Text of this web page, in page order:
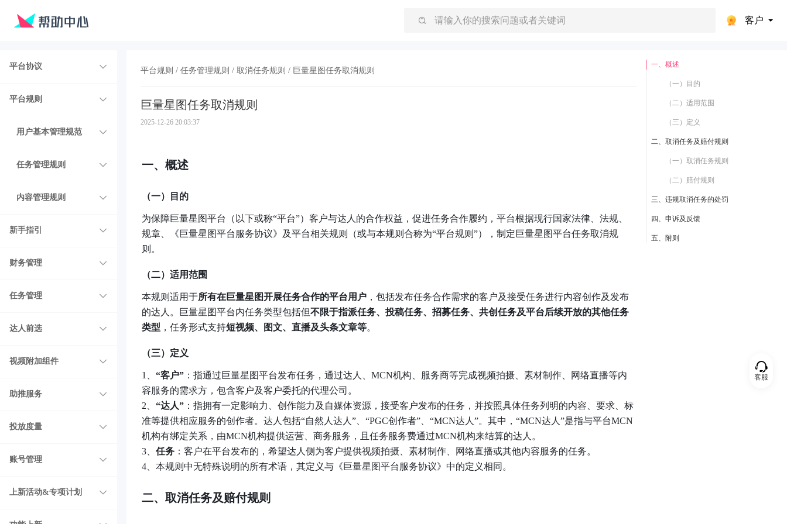
客户
平台协议
平台规则
用户基本管理规范
任务管理规则
内容管理规则
新手指引
财务管理
任务管理
达人前选
视频附加组件
助推服务
投放度量
账号管理
上新活动&专项计划
平台规则 任务管理规则 取消任务规则 巨量星图任务取消规则
巨量星图任务取消规则
2025-12-26 20:03:37
一、概述
（一）目的
为保障巨量星图平台（以下或称“平台”）客户与达人的合作权益，促进任务合作履约，平台根据现行国家法律、法规、
规章、《巨量星图平台服务协议》及平台相关规则（或与本规则合称为“平台规则”），制定巨量星图平台任务取消规
则。
（二）适用范围
本规则适用于所有在巨量星图开展任务合作的平台用户 ，包括发布任务合作需求的客户及接受任务进行内容创作及发布
的达人。巨量星图平台内任务类型包括但不限于指派任务、投稿任务、招募任务、共创任务及平台后续开放的其他任务
类型 ，任务形式支持短视频、图文、直播及头条文章等。
（三）定义
1、 “客户” ：指通过巨量星图平台发布任务，通过达人、MCN机构、服务商等完成视频拍摄、素材制作、网络直播等内
容服务的需求方，包含客户及客户委托的代理公司。
2、 “达人” ：指拥有一定影响力、创作能力及自媒体资源，接受客户发布的任务，并按照具体任务列明的内容、要求、标
准等提供相应服务的创作者。达人包括“自然人达人”、“PGC创作者”、“MCN达人”。其中，“MCN达人”是指与平台MCN
机构有绑定关系，由MCN机构提供运营、商务服务，且任务服务费通过MCN机构来结算的达人。
3、 任务 ：客户在平台发布的，希望达人侧为客户提供视频拍摄、素材制作、网络直播或其他内容服务的任务。
4、本规则中无特殊说明的所有术语，其定义与《巨量星图平台服务协议》中的定义相同。
二、取消任务及赔付规则
一、概述
（一）目的
（二）适用范围
（三）定义
二、取消任务及赔付规则
（一）取消任务规则
（二）赔付规则
三、违规取消任务的处罚
四、申诉及反馈
五、附则
客服